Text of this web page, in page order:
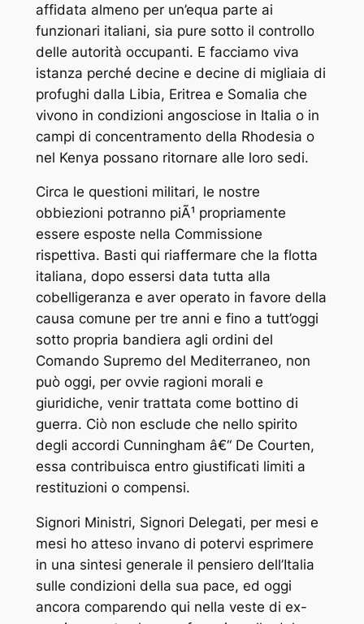
affidata almeno per un’equa parte ai
funzionari italiani, sia pure sotto il controllo
delle autorità occupanti. E facciamo viva
istanza perché decine e decine di migliaia di
profughi dalla Libia, Eritrea e Somalia che
vivono in condizioni angosciose in Italia o in
campi di concentramento della Rhodesia o
nel Kenya possano ritornare alle loro sedi.
Circa le questioni militari, le nostre
obbiezioni potranno piÃ¹ propriamente
essere esposte nella Commissione
rispettiva. Basti qui riaffermare che la flotta
italiana, dopo essersi data tutta alla
cobelligeranza e aver operato in favore della
causa comune per tre anni e fino a tutt’oggi
sotto propria bandiera agli ordini del
Comando Supremo del Mediterraneo, non
può oggi, per ovvie ragioni morali e
giuridiche, venir trattata come bottino di
guerra. Ciò non esclude che nello spirito
degli accordi Cunningham â€“ De Courten,
essa contribuisca entro giustificati limiti a
restituzioni o compensi.
Signori Ministri, Signori Delegati, per mesi e
mesi ho atteso invano di potervi esprimere
in una sintesi generale il pensiero dell’Italia
sulle condizioni della sua pace, ed oggi
ancora comparendo qui nella veste di ex-